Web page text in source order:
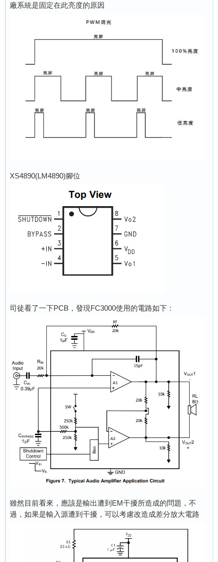
廠系統是固定在此亮度的原因
XS4890(LM4890)腳位
司徒看了一下PCB，發現FC3000使用的電路如下：
雖然目前看來，應該是輸出遭到EM干擾所造成的問題，不
過，如果是輸入源遭到干擾，可以考慮改造成差分放大電路